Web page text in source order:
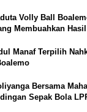
Volly Ball
Membuahkan Hasil
Manaf Terpilih
Bersama
Sepak Bola